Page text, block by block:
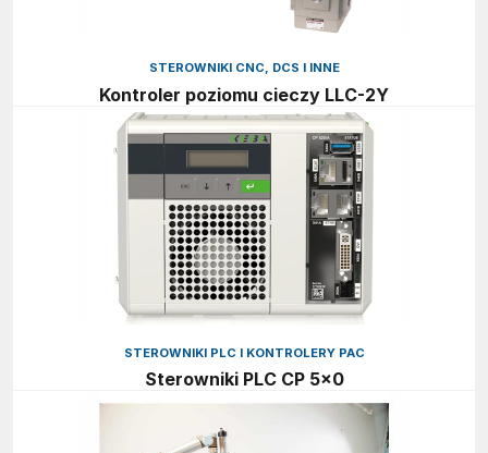
STEROWNIKI CNC, DCS I INNE
Kontroler poziomu cieczy LLC-2Y
STEROWNIKI PLC I KONTROLERY PAC
Sterowniki PLC CP 5×0